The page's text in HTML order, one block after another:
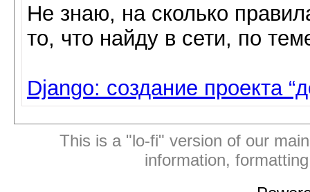
Не знаю, на сколько
то, что найду в сети, по
Django: создание проекта
This is a "lo-fi" version of our
information,